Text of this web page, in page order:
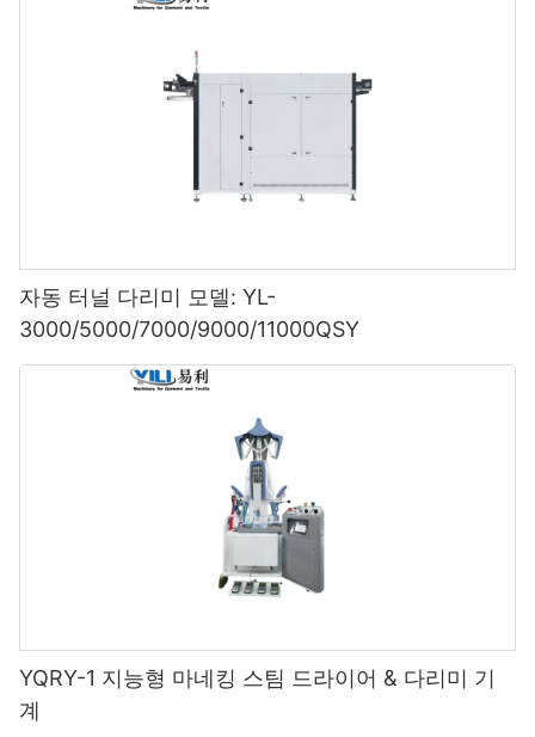
자동 터널 다리미 모델: YL-
3000/5000/7000/9000/11000QSY
YQRY-1 지능형 마네킹 스팀 드라이어 & 다리미 기
계